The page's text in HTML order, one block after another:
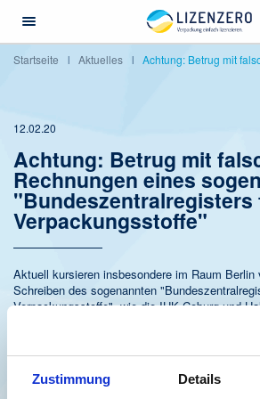
Zustimmung Details
Menü öffnen/schließen
Startseite Aktuelles Achtung: Betrug mit
12.02.20
Achtung: Betrug mit
Rechnungen eines
"Bundeszentralregisters
Verpackungsstoffe"
Aktuell kursieren insbesondere im Raum
Schreiben des sogenannten
Verpackungsstoffe", wie die IHK Coburg und
Absender wendet sich in E-Mail oder Briefform
an Gewerbetreibende und gibt sich dabei als
Verpackungsregistrierung aus, um zu einer
Registrierung beim besagten